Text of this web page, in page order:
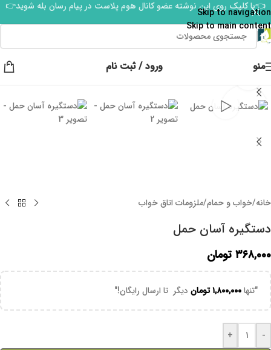
Skip to navigation
Skip to main content
👈با کلیک روی این نوشته عضو کانال هوم پلاست در پیام رسان بله شوید👉
منو ورود / ثبت نام
خانه/خواب و حمام/ملزومات اتاق خواب
دستگیره آسان حمل
۳۶۸,۰۰۰ تومان
"تنها۱,۸۰۰,۰۰۰تومان دیگر تا ارسال رایگان!"
-
+